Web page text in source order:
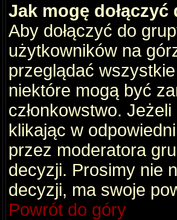
Jak mogę dołączyć
Aby dołączyć do
użytkowników na
przeglądać
niektóre mogą być
członkowstwo.
klikając w
przez moderatora
decyzji. Prosimy nie
decyzji, ma swoje
Powrót do góry